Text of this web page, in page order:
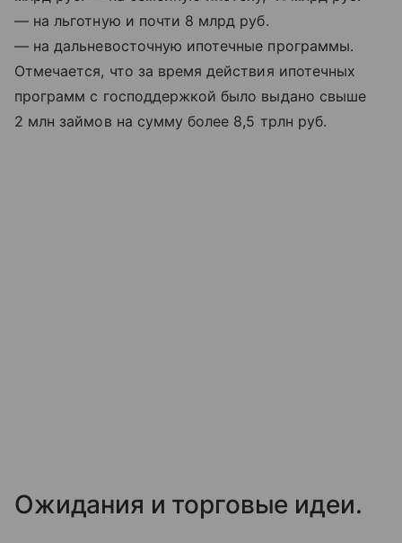
— на льготную и почти 8 млрд руб.
— на дальневосточную ипотечные программы.
Отмечается, что за время действия ипотечных
программ с господдержкой было выдано свыше
2 млн займов на сумму более 8,5 трлн руб.
Ожидания и торговые идеи.